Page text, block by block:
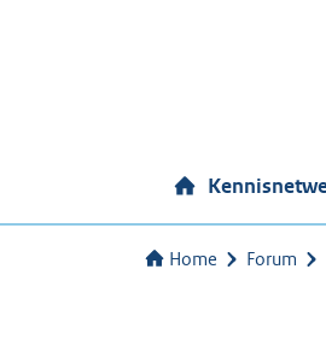
Home Forum